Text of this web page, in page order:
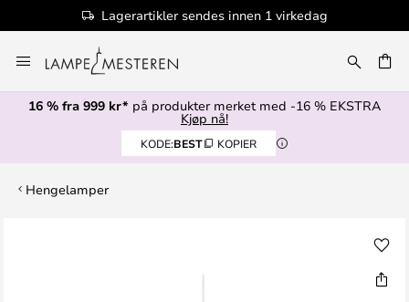
Lagerartikler sendes innen 1 virkedag
til
innhold
16 % fra 999 kr* på produkter merket med -16 % EKSTRA
Kjøp nå!
KODE:BEST KOPIER
Hengelamper